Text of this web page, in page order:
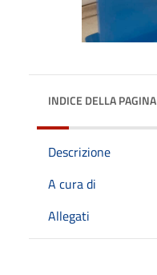
INDICE DELLA PAGINA
Descrizione
A cura di
Allegati